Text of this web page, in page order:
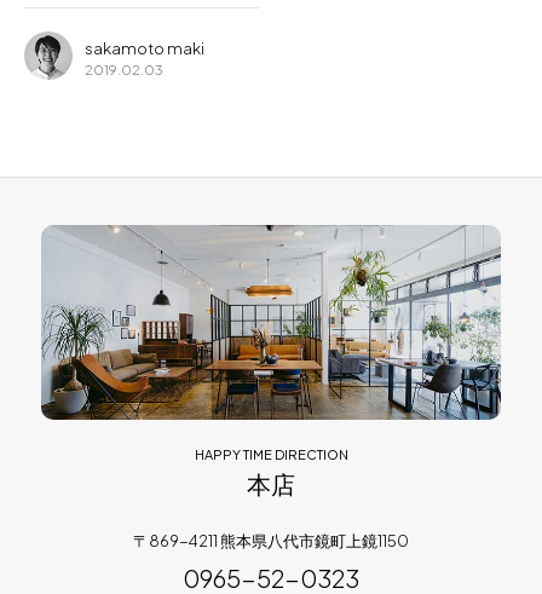
sakamoto maki
2019.02.03
HAPPY TIME DIRECTION
本店
〒869-4211 熊本県八代市鏡町上鏡1150
0965-52-0323